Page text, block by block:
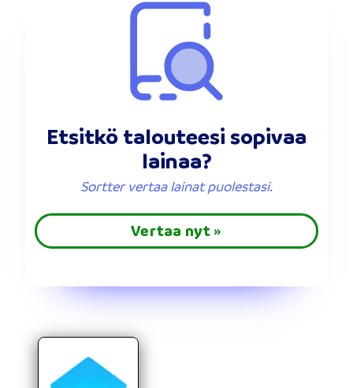
Etsitkö talouteesi sopivaa
lainaa?
Sortter vertaa lainat puolestasi.
Vertaa nyt »